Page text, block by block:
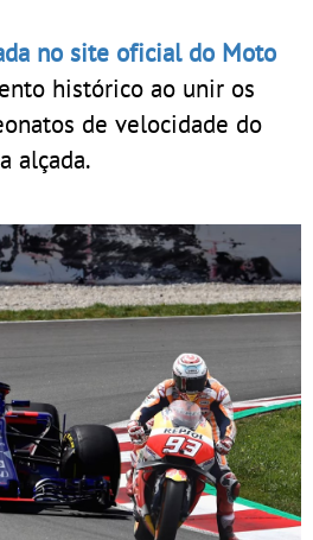
no site oficial do Moto
histórico ao unir os
de velocidade do
alçada.